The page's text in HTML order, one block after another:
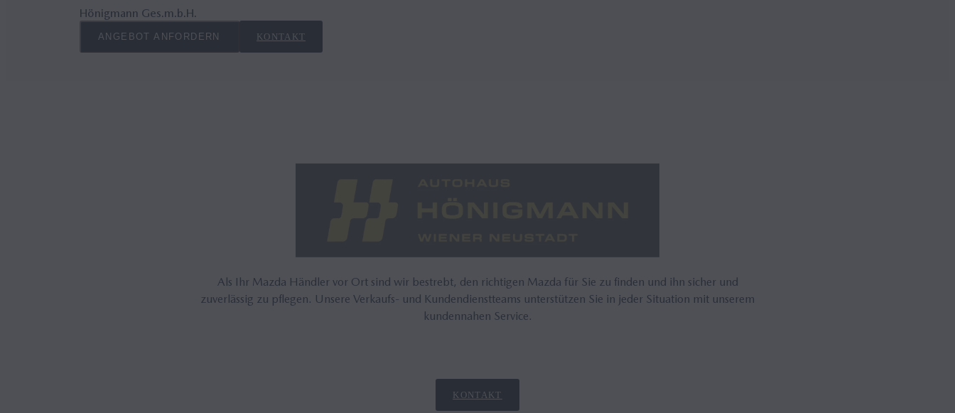
Hönigmann Ges.m.b.H.
ANGEBOT ANFORDERN KONTAKT
Als Ihr Mazda Händler vor Ort sind wir bestrebt, den richtigen Mazda für Sie zu finden und ihn sicher und
zuverlässig zu pflegen. Unsere Verkaufs- und Kundendienstteams unterstützen Sie in jeder Situation mit unserem
kundennahen Service.
KONTAKT